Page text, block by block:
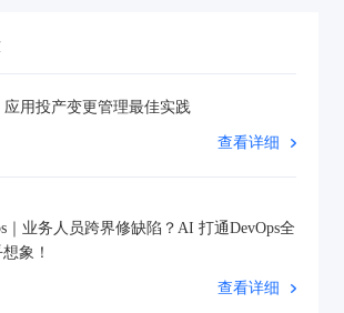
应用投产变更管理最佳实践
查看详细
｜业务人员跨界修缺陷？AI 打通DevOps全
象！
查看详细